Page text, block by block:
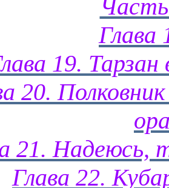
Глава
19.
20.
21. Надеюсь,
Глава 22.